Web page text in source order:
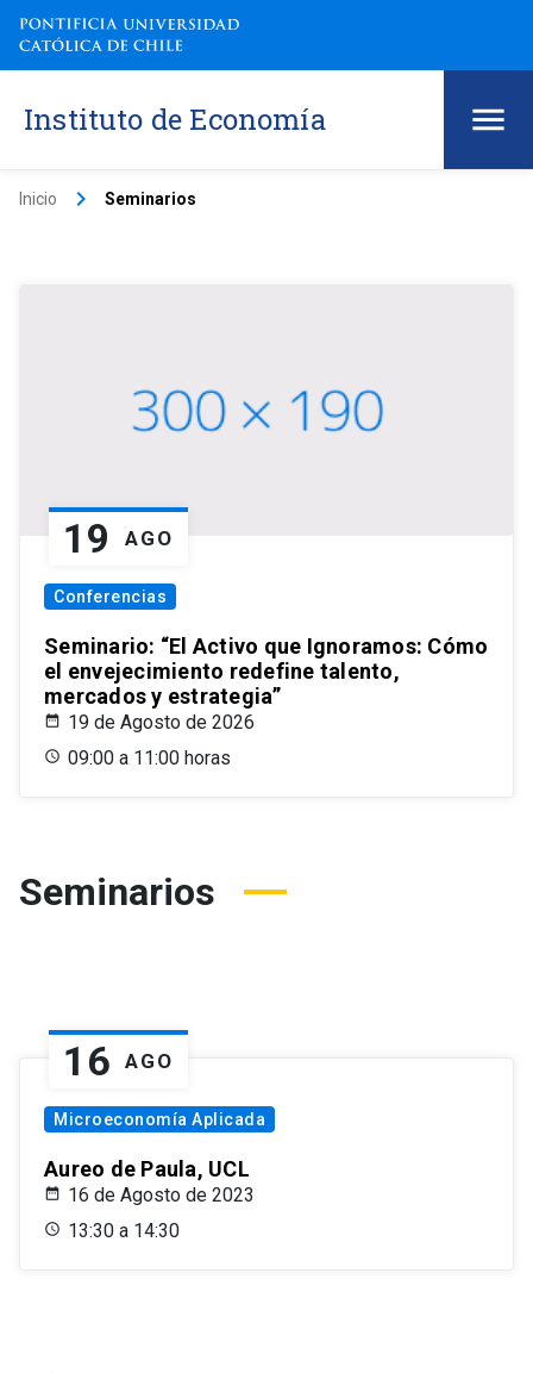
Instituto de Economía
Inicio keyboard_arrow_right Seminarios
19 AGO
Conferencias
Seminario: “El Activo que Ignoramos: Cómo
el envejecimiento redefine talento,
mercados y estrategia”
19 de Agosto de 2026
09:00 a 11:00 horas
Seminarios
16 AGO
Microeconomía Aplicada
Aureo de Paula, UCL
16 de Agosto de 2023
13:30 a 14:30